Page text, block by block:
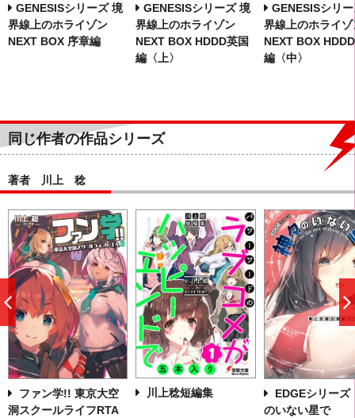
GENESISシリーズ 境
界線上のホライゾン
NEXT BOX 序章編
GENESISシリーズ 境
界線上のホライゾン
NEXT BOX HDDD英国
編〈上〉
GENESISシリ
界線上のホライゾ
NEXT BOX
編〈中〉
同じ作者の作品シリーズ
著者 川上 稔
ファン学!! 東京大空
洞スクールライフRTA
川上稔短編集
EDGEシリー
のいない星で
前
へ